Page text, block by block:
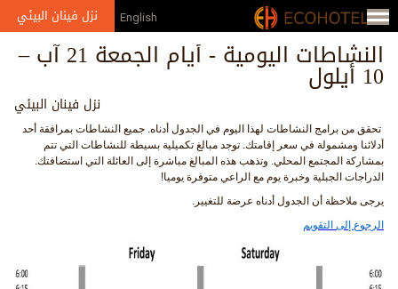
Jump to navigation
English نزل فينان البيئي
النشاطات اليومية - أيام الجمعة 21 آب –
10 أيلول
نزل فينان البيئي
تحقق من برامج النشاطات لهذا اليوم في الجدول أدناه. جميع النشاطات بمرافقة أحد
أدلائنا ومشمولة في سعر إقامتك. توجد مبالغ تكميلية بسيطة للنشاطات التي تتم
بمشاركة المجتمع المحلي. وتذهب هذه المبالغ مباشرة إلى العائلة التي استضافتك.
الدراجات الجبلية وخبرة يوم مع الراعي متوفرة يوميا!
يرجى ملاحظة أن الجدول أدناه عرضة للتغيير.
الرجوع إلى التقويم